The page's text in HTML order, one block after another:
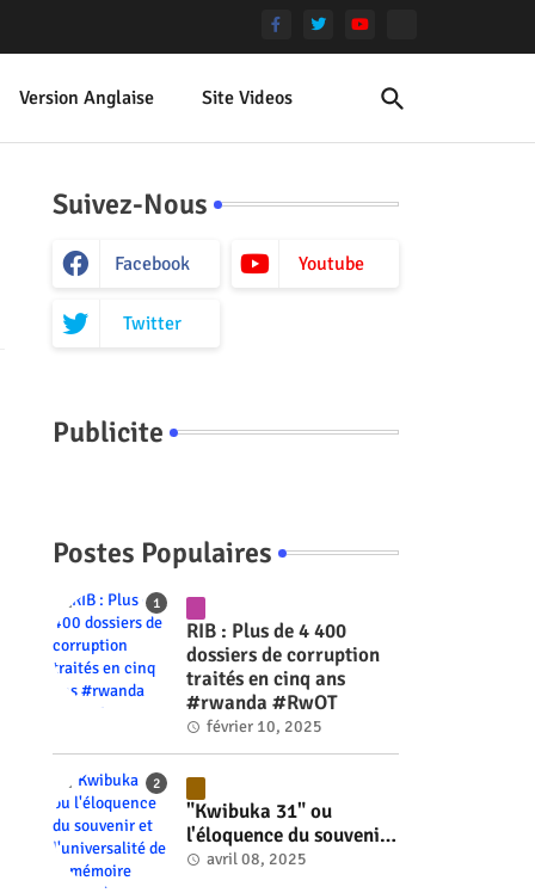
Version Anglaise Site Videos
Suivez-Nous
Facebook Youtube
Twitter
Publicite
Postes Populaires
RIB : Plus de 4 400
dossiers de corruption
traités en cinq ans
#rwanda #RwOT
février 10, 2025
"Kwibuka 31" ou
l'éloquence du souvenir
et l'universalité de la
avril 08, 2025